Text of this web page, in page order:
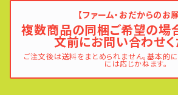
【ファーム・おだからのお
複数商品の同梱ご希望の場
文前にお問い合わせく
ご注文後は送料をまとめられません。基本的
には応じかねます。